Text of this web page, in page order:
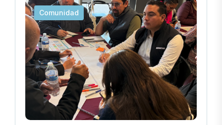
Comunidad